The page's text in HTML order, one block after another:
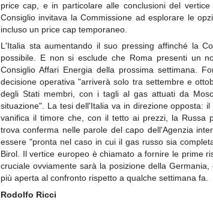
price cap, e in particolare alle conclusioni del
Consiglio invitava la Commissione ad esplorare le
incluso un price cap temporaneo.
L'Italia sta aumentando il suo pressing affinché la
possibile. E non si esclude che Roma presenti un
Consiglio Affari Energia della prossima settimana.
decisione operativa "arriverà solo tra settembre e
degli Stati membri, con i tagli al gas attuati da
situazione". La tesi dell'Italia va in direzione opposta:
vanifica il timore che, con il tetto ai prezzi, la Russa
trova conferma nelle parole del capo dell'Agenzia
essere "pronta nel caso in cui il gas russo sia
Birol. Il vertice europeo è chiamato a fornire le prime
cruciale ovviamente sarà la posizione della
più aperta al confronto rispetto a qualche settimana fa.
Rodolfo Ricci